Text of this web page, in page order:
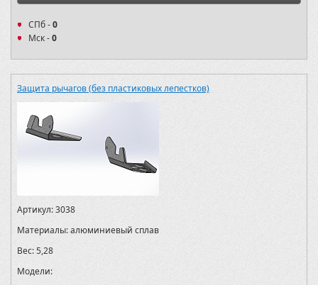
СПб -0
Мск -0
Защита рычагов (без пластиковых лепестков)
Артикул:3038
Материалы:алюминиевый сплав
Вес:5,28
Модели: